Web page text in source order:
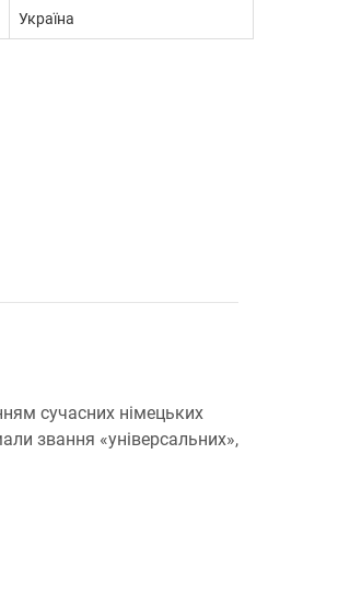
Україна
сучасних німецьких
звання «універсальних»,